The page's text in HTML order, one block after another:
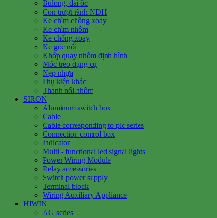
Bulong, đai ốc
Con trượt rãnh NĐH
Ke chìm chống xoay
Ke chìm nhôm
Ke chống xoay
Ke góc nổi
Khớp quay nhôm định hình
Móc treo dụng cụ
Nẹp nhựa
Phụ kiện khác
Thanh nối nhôm
SIRON
Aluminum switch box
Cable
Cable corresponding to plc series
Connection control box
Indicator
Multi - functional led signal lights
Power Wiring Module
Relay accessories
Switch power supply
Terminal block
Wiring Auxiliary Appliance
HIWIN
AG series